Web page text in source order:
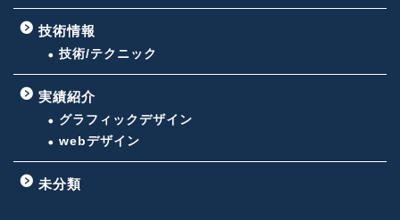
技術情報
技術/テクニック
実績紹介
グラフィックデザイン
webデザイン
未分類